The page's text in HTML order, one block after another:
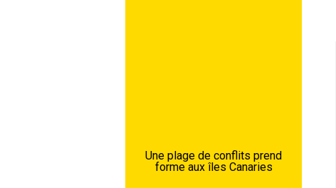
Une plage de conflits prend
forme aux îles Canaries